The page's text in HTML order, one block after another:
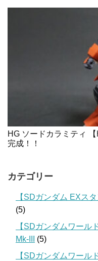
HG ソードカラミティ
完成！！
カテゴリー
【SDガンダム EXス
(5)
【SDガンダムワール
Mk-III
(5)
【SDガンダムワール